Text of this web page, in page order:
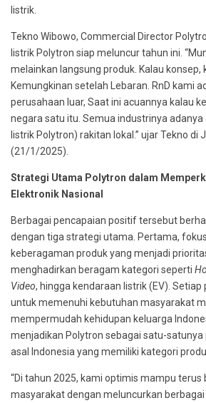
listrik.
Tekno Wibowo, Commercial Director
listrik Polytron siap meluncur tahun ini.
melainkan langsung produk. Kalau konsep,
Kemungkinan setelah Lebaran. RnD kami
perusahaan luar, Saat ini acuannya kalau
negara satu itu. Semua industrinya adanya
listrik Polytron) rakitan lokal.” ujar Tekno di
(21/1/2025).
Strategi Utama Polytron dalam
Elektronik Nasional
Berbagai pencapaian positif tersebut
dengan tiga strategi utama. Pertama,
keberagaman produk yang menjadi
menghadirkan beragam kategori seperti
Video, hingga kendaraan listrik (EV). Setiap
untuk memenuhi kebutuhan masyarakat
mempermudah kehidupan keluarga
menjadikan Polytron sebagai satu-
asal Indonesia yang memiliki kategori
“Di tahun 2025, kami optimis mampu terus
masyarakat dengan meluncurkan